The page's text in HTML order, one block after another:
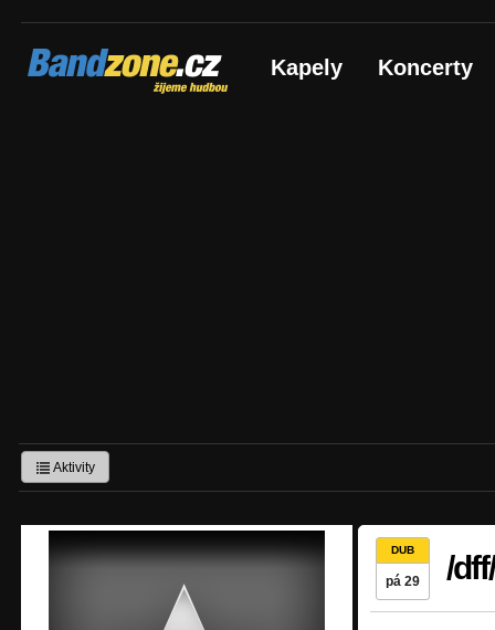
Bandzone.cz
žijeme hudbou Kapely Koncerty
Aktivity
DUB
pá 29 /